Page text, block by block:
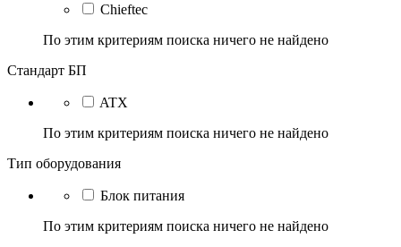
Chieftec
По этим критериям поиска ничего не найдено
Стандарт БП
ATX
По этим критериям поиска ничего не найдено
Тип оборудования
Блок питания
По этим критериям поиска ничего не найдено